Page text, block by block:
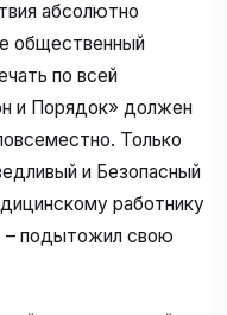
абсолютно
общественный
по всей
и Порядок» должен
Только
и Безопасный
работнику
– подытожил свою